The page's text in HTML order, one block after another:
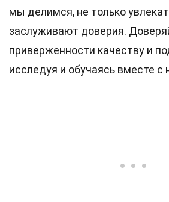
мы делимся, не только
заслуживают доверия.
приверженности качеству и
исследуя и обучаясь вместе с